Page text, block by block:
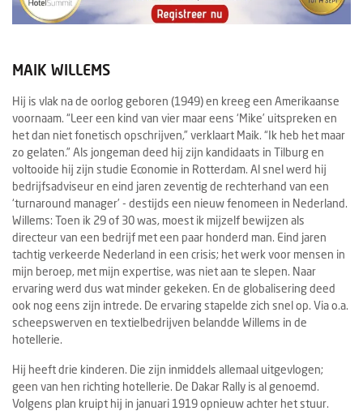
MAIK WILLEMS
Hij is vlak na de oorlog geboren (1949) en kreeg een Amerikaanse
voornaam. “Leer een kind van vier maar eens ‘Mike’ uitspreken en
het dan niet fonetisch opschrijven,” verklaart Maik. “Ik heb het maar
zo gelaten.” Als jongeman deed hij zijn kandidaats in Tilburg en
voltooide hij zijn studie Economie in Rotterdam. Al snel werd hij
bedrijfsadviseur en eind jaren zeventig de rechterhand van een
‘turnaround manager’ - destijds een nieuw fenomeen in Nederland.
Willems: Toen ik 29 of 30 was, moest ik mijzelf bewijzen als
directeur van een bedrijf met een paar honderd man. Eind jaren
tachtig verkeerde Nederland in een crisis; het werk voor mensen in
mijn beroep, met mijn expertise, was niet aan te slepen. Naar
ervaring werd dus wat minder gekeken. En de globalisering deed
ook nog eens zijn intrede. De ervaring stapelde zich snel op. Via o.a.
scheepswerven en textielbedrijven belandde Willems in de
hotellerie.
Hij heeft drie kinderen. Die zijn inmiddels allemaal uitgevlogen;
geen van hen richting hotellerie. De Dakar Rally is al genoemd.
Volgens plan kruipt hij in januari 1919 opnieuw achter het stuur.